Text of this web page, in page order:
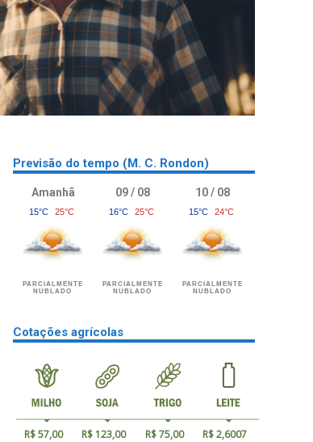
Previsão do tempo (M. C. Rondon)
Amanhã
15°C 25°C
PARCIALMENTE
NUBLADO
09 / 08
16°C 25°C
PARCIALMENTE
NUBLADO
10 / 08
15°C 24°C
PARCIALMENTE
NUBLADO
Cotações agrícolas
R$ 57,00 R$ 123,00 R$ 75,00 R$ 2,6007